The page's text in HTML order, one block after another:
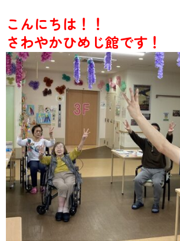
こんにちは！！
さわやかひめじ館です！